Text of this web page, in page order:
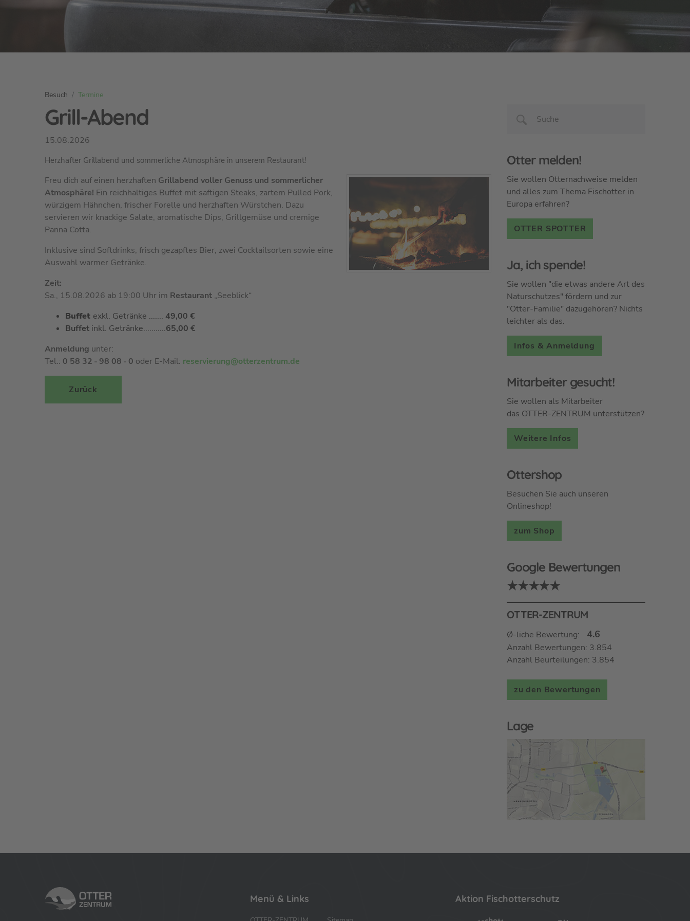
S
e
i
n
h
i
e
r
:
Besuch Termine
Grill-Abend
15.08.2026
Herzhafter Grillabend und sommerliche Atmosphäre in unserem Restaurant!
Freu dich auf einen herzhaften Grillabend voller Genuss und sommerlicher
Atmosphäre! Ein reichhaltiges Buffet mit saftigen Steaks, zartem Pulled Pork,
würzigem Hähnchen, frischer Forelle und herzhaften Würstchen. Dazu
servieren wir knackige Salate, aromatische Dips, Grillgemüse und cremige
Panna Cotta.
Inklusive sind Softdrinks, frisch gezapftes Bier, zwei Cocktailsorten sowie eine
Auswahl warmer Getränke.
Zeit:
Sa., 15.08.2026 ab 19:00 Uhr im Restaurant „Seeblick“
Buffet exkl. Getränke ....... 49,00 €
Buffet inkl. Getränke...........65,00 €
Anmeldung unter:
Tel.: 0 58 32 - 98 08 - 0 oder E-Mail: reservierung@otterzentrum.de
Zurück
Otter melden!
Sie wollen Otternachweise melden
und alles zum Thema Fischotter in
Europa erfahren?
OTTER SPOTTER
Ja, ich spende!
Sie wollen "die etwas andere Art des
Naturschutzes" fördern und zur
"Otter-Familie" dazugehören? Nichts
leichter als das.
Infos & Anmeldung
Mitarbeiter gesucht!
Sie wollen als Mitarbeiter
das OTTER-ZENTRUM unterstützen?
Weitere Infos
Ottershop
Besuchen Sie auch unseren
Onlineshop!
zum Shop
Google Bewertungen
★★★★★
OTTER-ZENTRUM
Ø-liche Bewertung: 4.6
Anzahl Bewertungen: 3.854
Anzahl Beurteilungen: 3.854
zu den Bewertungen
Lage
Menü & Links Aktion Fischotterschutz